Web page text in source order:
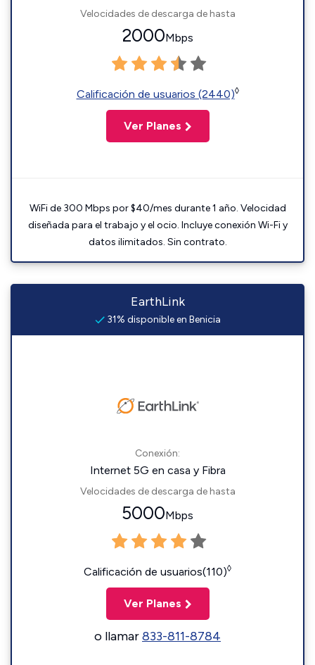
Velocidades de descarga de hasta
2000Mbps
Calificación de usuarios (2440)◊
Ver Planes
WiFi de 300 Mbps por $40/mes durante 1 año. Velocidad
diseñada para el trabajo y el ocio. Incluye conexión Wi-Fi y
datos ilimitados. Sin contrato.
EarthLink
31% disponible en Benicia
Conexión:
Internet 5G en casa y Fibra
Velocidades de descarga de hasta
5000Mbps
Calificación de usuarios(110)◊
Ver Planes
o llamar833-811-8784